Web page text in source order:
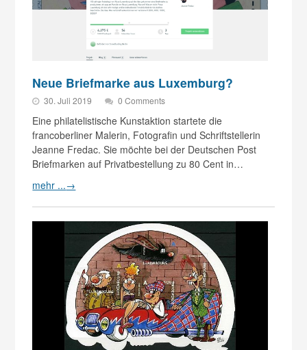
Neue Briefmarke aus Luxemburg?
30. Juli 2019 0 Comments
Eine philatelistische Kunstaktion startete die
francoberliner Malerin, Fotografin und Schriftstellerin
Jeanne Fredac. Sie möchte bei der Deutschen Post
Briefmarken auf Privatbestellung zu 80 Cent in…
mehr ...→